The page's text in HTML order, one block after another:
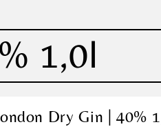
1,0l
Dry Gin | 40%